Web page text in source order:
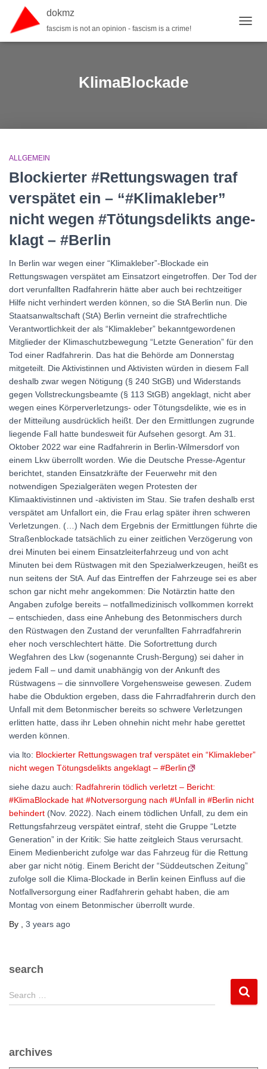
dokmz
fascism is not an opinion - fascism is a crime!
KlimaBlockade
ALLGEMEIN
Blockierter #Rettungswagen traf
verspätet ein – “#Kli­mak­leber”
nicht wegen #Töt­ungs­de­likts ange­
klagt – #Berlin
In Berlin war wegen einer “Klimakleber”-Blockade ein
Rettungswagen verspätet am Einsatzort eingetroffen. Der Tod der
dort verunfallten Radfahrerin hätte aber auch bei rechtzeitiger
Hilfe nicht verhindert werden können, so die StA Berlin nun. Die
Staatsanwaltschaft (StA) Berlin verneint die strafrechtliche
Verantwortlichkeit der als “Klimakleber” bekanntgewordenen
Mitglieder der Klimaschutzbewegung “Letzte Generation” für den
Tod einer Radfahrerin. Das hat die Behörde am Donnerstag
mitgeteilt. Die Aktivistinnen und Aktivisten würden in diesem Fall
deshalb zwar wegen Nötigung (§ 240 StGB) und Widerstands
gegen Vollstreckungsbeamte (§ 113 StGB) angeklagt, nicht aber
wegen eines Körperverletzungs- oder Tötungsdelikte, wie es in
der Mitteilung ausdrücklich heißt. Der den Ermittlungen zugrunde
liegende Fall hatte bundesweit für Aufsehen gesorgt. Am 31.
Oktober 2022 war eine Radfahrerin in Berlin-Wilmersdorf von
einem Lkw überrollt worden. Wie die Deutsche Presse-Agentur
berichtet, standen Einsatzkräfte der Feuerwehr mit den
notwendigen Spezialgeräten wegen Protesten der
Klimaaktivistinnen und -aktivisten im Stau. Sie trafen deshalb erst
verspätet am Unfallort ein, die Frau erlag später ihren schweren
Verletzungen. (…) Nach dem Ergebnis der Ermittlungen führte die
Straßenblockade tatsächlich zu einer zeitlichen Verzögerung von
drei Minuten bei einem Einsatzleiterfahrzeug und von acht
Minuten bei dem Rüstwagen mit den Spezialwerkzeugen, heißt es
nun seitens der StA. Auf das Eintreffen der Fahrzeuge sei es aber
schon gar nicht mehr angekommen: Die Notärztin hatte den
Angaben zufolge bereits – notfallmedizinisch vollkommen korrekt
– entschieden, dass eine Anhebung des Betonmischers durch
den Rüstwagen den Zustand der verunfallten Fahrradfahrerin
eher noch verschlechtert hätte. Die Sofortrettung durch
Wegfahren des Lkw (sogenannte Crush-Bergung) sei daher in
jedem Fall – und damit unabhängig von der Ankunft des
Rüstwagens – die sinnvollere Vorgehensweise gewesen. Zudem
habe die Obduktion ergeben, dass die Fahrradfahrerin durch den
Unfall mit dem Betonmischer bereits so schwere Verletzungen
erlitten hatte, dass ihr Leben ohnehin nicht mehr habe gerettet
werden können.
via lto: Blockierter Rettungswagen traf verspätet ein “Kli­mak­leber”
nicht wegen Töt­ungs­de­likts ange­klagt – #Berlin
siehe dazu auch: Radfahrerin tödlich verletzt – Bericht:
#KlimaBlockade hat #Notversorgung nach #Unfall in #Berlin nicht
behindert (Nov. 2022). Nach einem tödlichen Unfall, zu dem ein
Rettungsfahrzeug verspätet eintraf, steht die Gruppe “Letzte
Generation” in der Kritik: Sie hatte zeitgleich Staus verursacht.
Einem Medienbericht zufolge war das Fahrzeug für die Rettung
aber gar nicht nötig. Einem Bericht der “Süddeutschen Zeitung”
zufolge soll die Klima-Blockade in Berlin keinen Einfluss auf die
Notfallversorgung einer Radfahrerin gehabt haben, die am
Montag von einem Betonmischer überrollt wurde.
By
3 years ago
search
S
e
h
Search …
archives